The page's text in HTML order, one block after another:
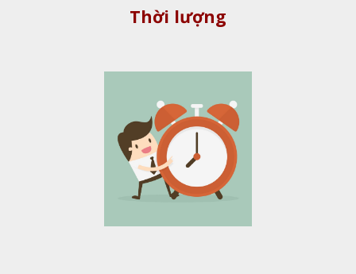
Thời lượng